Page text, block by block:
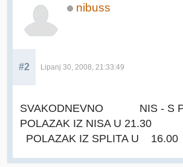
nibuss
#2 Lipanj 30, 2008, 21:33:49
SVAKODNEVNO NIS - S P
POLAZAK IZ NISA U 21.30
POLAZAK IZ SPLITA U 16.00